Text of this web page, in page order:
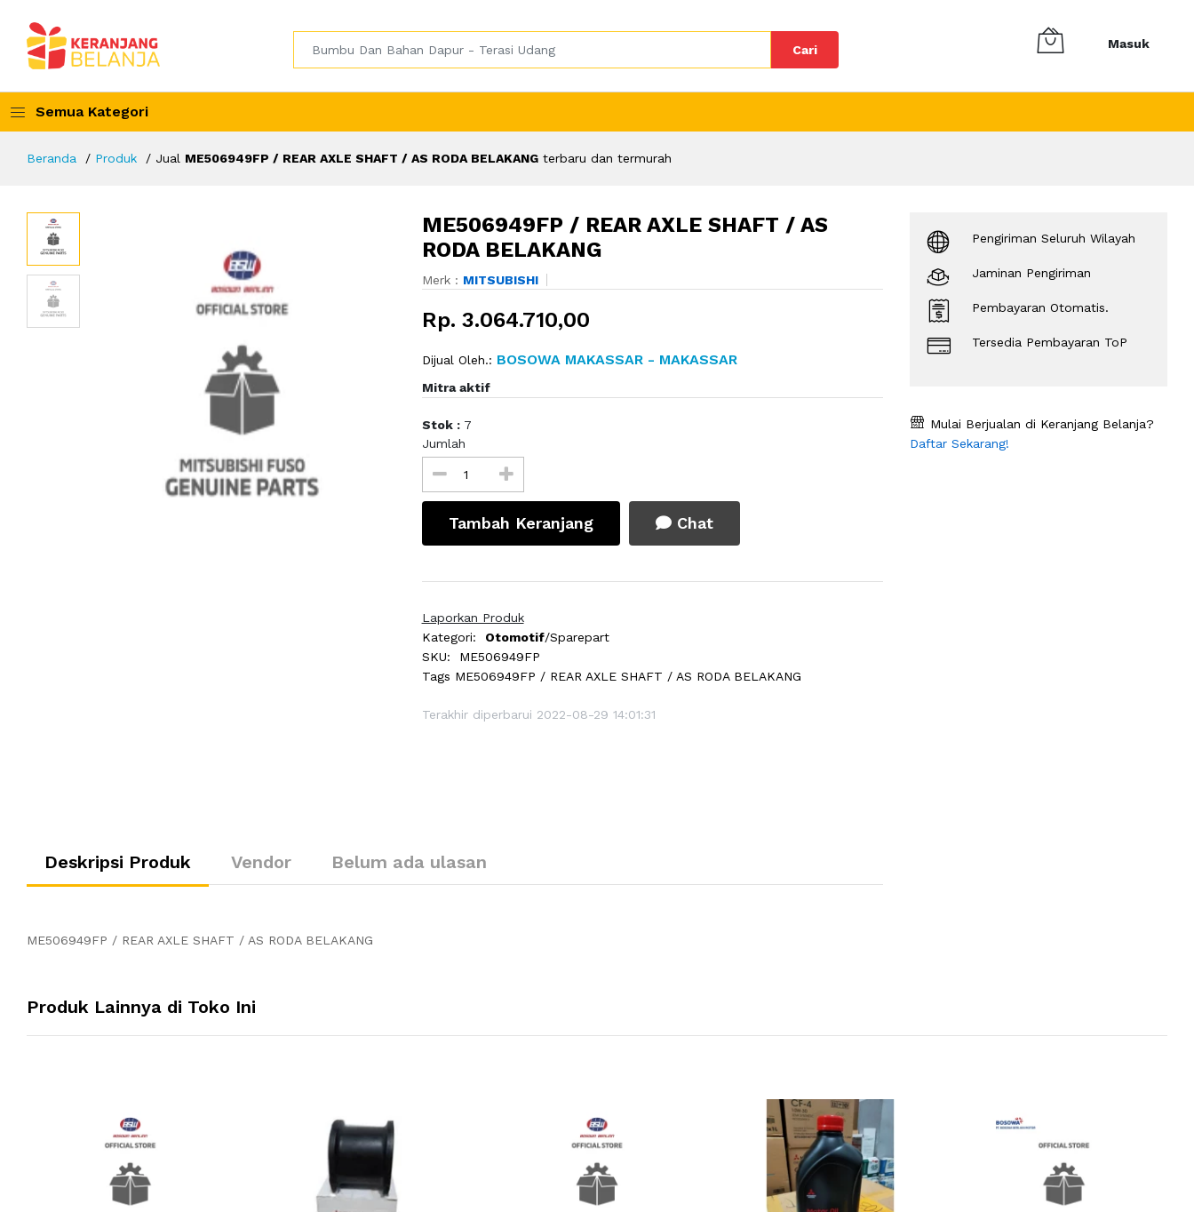
Cari Masuk
Semua Kategori
Beranda Produk Jual ME506949FP / REAR AXLE SHAFT / AS RODA BELAKANG terbaru dan termurah
ME506949FP / REAR AXLE SHAFT / AS
RODA BELAKANG
Merk : MITSUBISHI
Rp. 3.064.710,00
Dijual Oleh.: BOSOWA MAKASSAR - MAKASSAR
Mitra aktif
Stok : 7
Jumlah
Tambah Keranjang Chat
Laporkan Produk
Kategori:
Otomotif/Sparepart
SKU:
ME506949FP
Tags ME506949FP / REAR AXLE SHAFT / AS RODA BELAKANG
Terakhir diperbarui 2022-08-29 14:01:31
Deskripsi Produk Vendor Belum ada ulasan
ME506949FP / REAR AXLE SHAFT / AS RODA BELAKANG
Pengiriman Seluruh Wilayah
Jaminan Pengiriman
Pembayaran Otomatis.
Tersedia Pembayaran ToP
Mulai Berjualan di Keranjang Belanja?
Daftar Sekarang!
Produk Lainnya di Toko Ini